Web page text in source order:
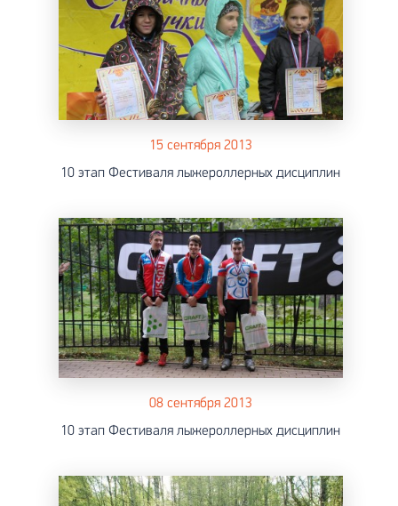
15 сентября 2013
10 этап Фестиваля лыжероллерных дисциплин
08 сентября 2013
10 этап Фестиваля лыжероллерных дисциплин